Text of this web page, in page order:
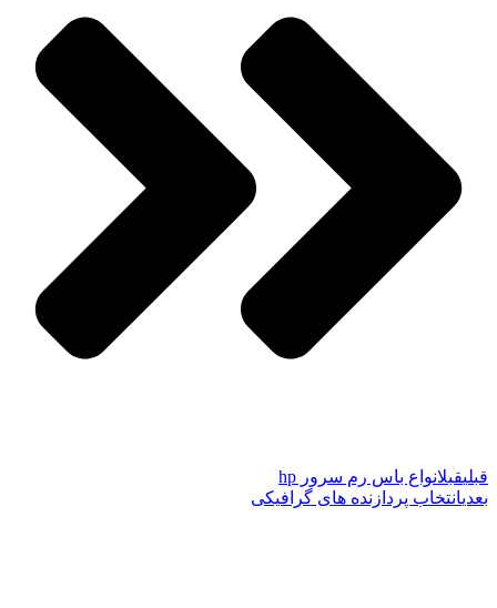
قبلیقبلانواع باس رم سرور hp
بعدیانتخاب پردازنده های گرافیکی